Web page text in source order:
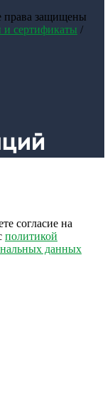
права защищены
сертификаты /
согласие на
политикой
данных